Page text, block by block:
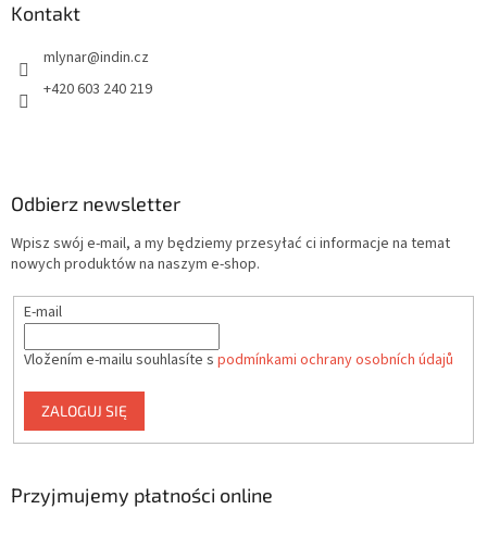
Kontakt
mlynar@indin.cz
+420 603 240 219
Odbierz newsletter
Wpisz swój e-mail, a my będziemy przesyłać ci informacje na temat
nowych produktów na naszym e-shop.
E-mail
Vložením e-mailu souhlasíte s podmínkami ochrany osobních údajů
ZALOGUJ SIĘ
Przyjmujemy płatności online